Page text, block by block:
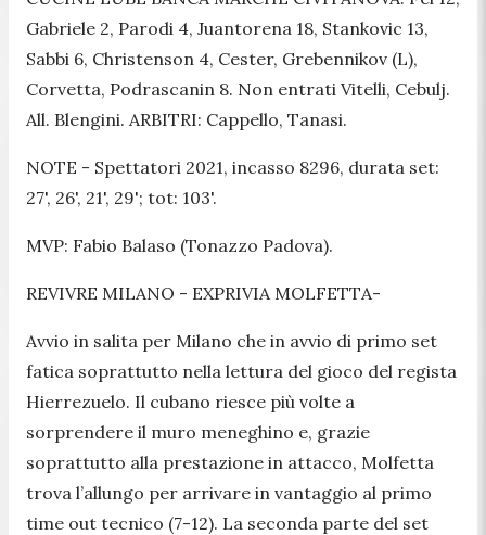
Gabriele 2, Parodi 4, Juantorena 18, Stankovic 13,
Sabbi 6, Christenson 4, Cester, Grebennikov (L),
Corvetta, Podrascanin 8. Non entrati Vitelli, Cebulj.
All. Blengini. ARBITRI: Cappello, Tanasi.
NOTE - Spettatori 2021, incasso 8296, durata set:
27', 26', 21', 29'; tot: 103'.
MVP: Fabio Balaso (Tonazzo Padova).
REVIVRE MILANO - EXPRIVIA MOLFETTA-
Avvio in salita per Milano che in avvio di primo set
fatica soprattutto nella lettura del gioco del regista
Hierrezuelo. Il cubano riesce più volte a
sorprendere il muro meneghino e, grazie
soprattutto alla prestazione in attacco, Molfetta
trova l’allungo per arrivare in vantaggio al primo
time out tecnico (7-12). La seconda parte del set